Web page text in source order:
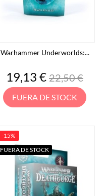
Warhammer Underworlds:...
Precio
19,13 €Precio
base
22,50 €
FUERA DE STOCK
-15%
FUERA DE STOCK